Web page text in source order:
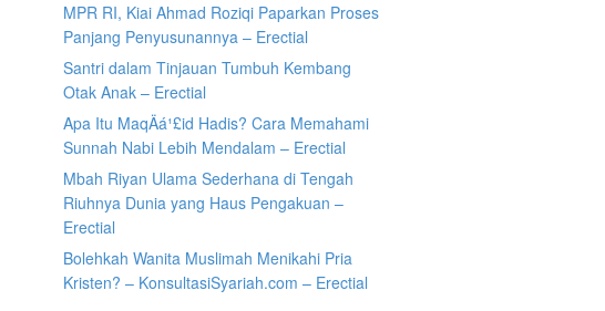
MPR RI, Kiai Ahmad Roziqi Paparkan Proses
Panjang Penyusunannya – Erectial
Santri dalam Tinjauan Tumbuh Kembang
Otak Anak – Erectial
Apa Itu MaqÄá¹£id Hadis? Cara Memahami
Sunnah Nabi Lebih Mendalam – Erectial
Mbah Riyan Ulama Sederhana di Tengah
Riuhnya Dunia yang Haus Pengakuan –
Erectial
Bolehkah Wanita Muslimah Menikahi Pria
Kristen? – KonsultasiSyariah.com – Erectial